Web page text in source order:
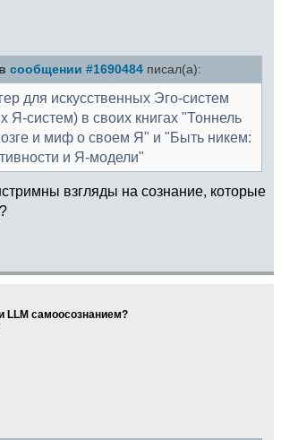
сообщении #1690484 писал(а):
для искусственных Эго-систем
Я-систем) в своих книгах "Тоннель
и миф о своем Я" и "Быть никем:
и Я-модели"
взгляды на сознание, которые
LLM самоосознанием?